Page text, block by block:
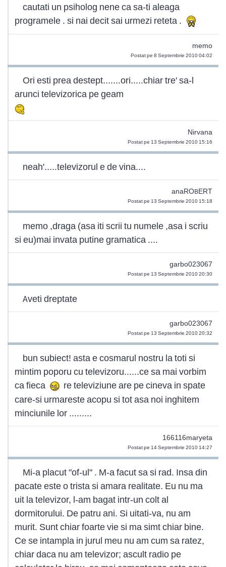
cautati un psiholog nene ca sa-ti aleaga
programele . si nai decit sai urmezi reteta .
memo
Postat pe 8 Septembrie 2010 04:02
Ori esti prea destept.......ori.....chiar tre' sa-l
arunci televizorica pe geam
Nirvana
Postat pe 13 Septembrie 2010 15:16
neah'.....televizorul e de vina....
anaROBERT
Postat pe 13 Septembrie 2010 15:18
memo ,draga (asa iti scrii tu numele ,asa i scriu
si eu)mai invata putine gramatica ....
garbo023067
Postat pe 13 Septembrie 2010 20:30
Aveti dreptate
garbo023067
Postat pe 13 Septembrie 2010 20:32
bun subiect! asta e cosmarul nostru la toti si
mintim poporu cu televizoru......ce sa mai vorbim
ca fieca
re televiziune are pe cineva in spate
care-si urmareste acopu si tot asa noi inghitem
minciunile lor .........
166116maryeta
Postat pe 14 Septembrie 2010 14:27
Mi-a placut "of-ul" . M-a facut sa si rad. Insa din
pacate este o trista si amara realitate. Eu nu ma
uit la televizor, l-am bagat intr-un colt al
dormitorului. De patru ani. Si uitati-va, nu am
murit. Sunt chiar foarte vie si ma simt chiar bine.
Ce se intampla in jurul meu nu am cum sa ratez,
chiar daca nu am televizor; ascult radio pe